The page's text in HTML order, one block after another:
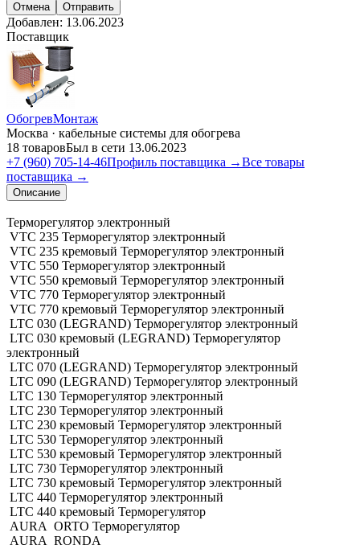
Отмена Отправить
Добавлен: 13.06.2023
Поставщик
ОбогревМонтаж
Москва · кабельные системы для обогрева
18 товаровБыл в сети 13.06.2023
+7 (960) 705-14-46Профиль поставщика →Все товары
поставщика →
Описание
Терморегулятор электронный
VTC 235 Терморегулятор электронный
VTC 235 кремовый Терморегулятор электронный
VTC 550 Терморегулятор электронный
VTC 550 кремовый Терморегулятор электронный
VTC 770 Терморегулятор электронный
VTC 770 кремовый Терморегулятор электронный
LTC 030 (LEGRAND) Терморегулятор электронный
LTC 030 кремовый (LEGRAND) Терморегулятор
электронный
LTC 070 (LEGRAND) Терморегулятор электронный
LTC 090 (LEGRAND) Терморегулятор электронный
LTC 130 Терморегулятор электронный
LTC 230 Терморегулятор электронный
LTC 230 кремовый Терморегулятор электронный
LTC 530 Терморегулятор электронный
LTC 530 кремовый Терморегулятор электронный
LTC 730 Терморегулятор электронный
LTC 730 кремовый Терморегулятор электронный
LTC 440 Терморегулятор электронный
LTC 440 кремовый Терморегулятор
AURA ORTO Терморегулятор
AURA RONDA